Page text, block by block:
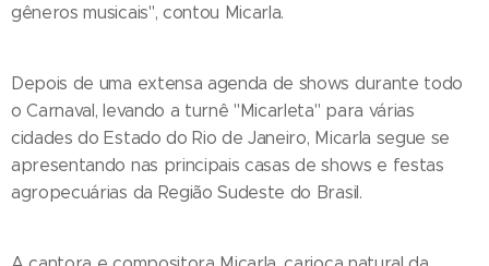
gêneros musicais", contou Micarla.
Depois de uma extensa agenda de shows durante todo
o Carnaval, levando a turnê "Micarleta" para várias
cidades do Estado do Rio de Janeiro, Micarla segue se
apresentando nas principais casas de shows e festas
agropecuárias da Região Sudeste do Brasil.